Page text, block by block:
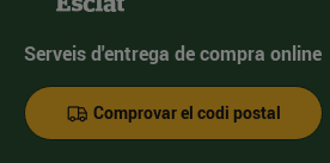
Serveis d'entrega de compra online
Comprovar el codi postal